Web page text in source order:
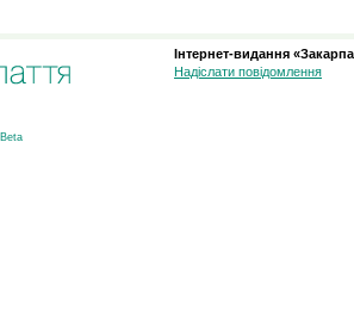
Інтернет-видання
Надіслати повідомлення